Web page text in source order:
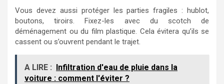
Vous devez aussi protéger les parties fragiles : hublot,
boutons, tiroirs. Fixez-les avec du scotch de
déménagement ou du film plastique. Cela évitera qu’ils se
cassent ou s’ouvrent pendant le trajet.
A LIRE :
Infiltration d'eau de pluie dans la
voiture : comment l'éviter ?